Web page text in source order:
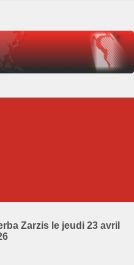
Zarzis le jeudi 23 avril